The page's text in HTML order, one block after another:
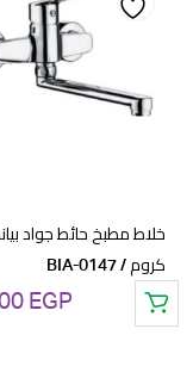
خلاط مطبخ حائط جواد
كروم / BIA-0147
EGP
wishlist